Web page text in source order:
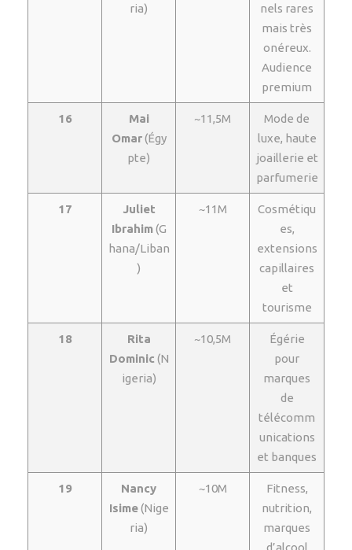
ria)
nels rares
mais très
onéreux.
Audience
premium
16
Mai
Omar(Égy
pte)
~11,5M
Mode de
luxe, haute
joaillerie et
parfumerie
17
Juliet
Ibrahim(G
hana/Liban
)
~11M
Cosmétiqu
es,
extensions
capillaires
et
tourisme
18
Rita
Dominic (N
igeria)
~10,5M
Égérie
pour
marques
de
télécomm
unications
et banques
19
Nancy
Isime(Nige
ria)
~10M
Fitness,
nutrition,
marques
d’alcool